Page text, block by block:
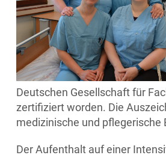
Deutschen Gesellschaft für
zertifiziert worden. Die
medizinische und pflegerische
Der Aufenthalt auf einer